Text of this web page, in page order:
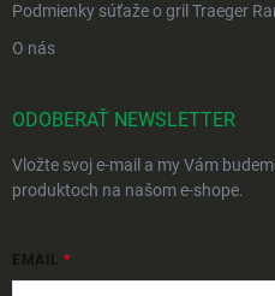
Podmienky súťaže o gril Traeger
O nás
ODOBERAŤ NEWSLETTER
Vložte svoj e-mail a my Vám
produktoch na našom e-shope.
EMAIL